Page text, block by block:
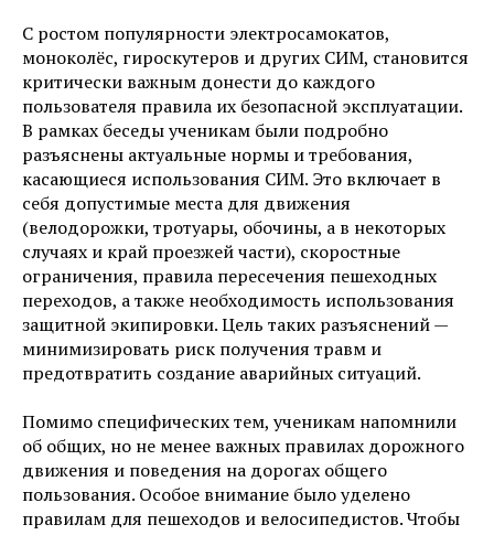
С ростом популярности электросамокатов,
моноколёс, гироскутеров и других СИМ, становится
критически важным донести до каждого
пользователя правила их безопасной эксплуатации.
В рамках беседы ученикам были подробно
разъяснены актуальные нормы и требования,
касающиеся использования СИМ. Это включает в
себя допустимые места для движения
(велодорожки, тротуары, обочины, а в некоторых
случаях и край проезжей части), скоростные
ограничения, правила пересечения пешеходных
переходов, а также необходимость использования
защитной экипировки. Цель таких разъяснений —
минимизировать риск получения травм и
предотвратить создание аварийных ситуаций.
Помимо специфических тем, ученикам напомнили
об общих, но не менее важных правилах дорожного
движения и поведения на дорогах общего
пользования. Особое внимание было уделено
правилам для пешеходов и велосипедистов. Чтобы